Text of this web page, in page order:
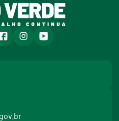
instagramyoutube